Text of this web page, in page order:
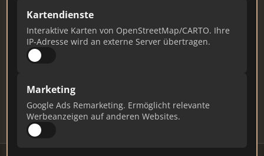
Kartendienste
Interaktive Karten von OpenStreetMap/CARTO. Ihre
IP-Adresse wird an externe Server übertragen.
Marketing
Google Ads Remarketing. Ermöglicht relevante
Werbeanzeigen auf anderen Websites.
Ist das Ihr Unternehmen?
Verifizieren Sie Ihr Profil, bearbeiten Sie Ihre
Updates.
Profil beanspruchen